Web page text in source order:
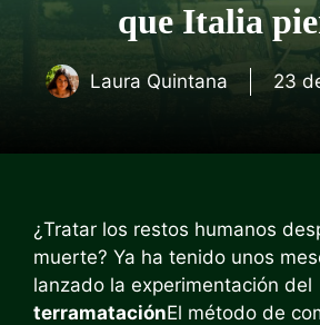
que Italia
Laura Quintana 23
¿Tratar los restos humanos
muerte? Ya ha tenido unos
lanzado la experimentación del
terramataciónEl método de